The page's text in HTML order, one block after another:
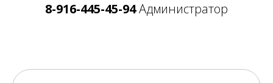
8-916-445-45-94Администратор